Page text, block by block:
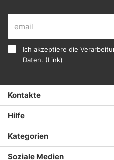
Ich akzeptiere die
Daten. (Link)
Kontakte
Hilfe
Kategorien
Soziale Medien